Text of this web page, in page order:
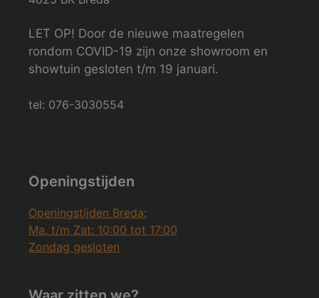
LET OP! Door de nieuwe maatregelen
rondom COVID-19 zijn onze showroom en
showtuin gesloten t/m 19 januari.
tel: 076-3030554
Openingstijden
Openingstijden Breda:
Ma. t/m Zat: 10:00 tot 17:00
Zondag gesloten